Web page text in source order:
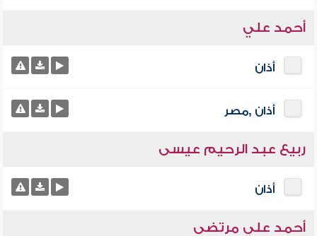
أحمد علي
أذان
أذان ,مصر
ربيع عبد الرحيم عيسى
أذان
أحمد علي مرتضى